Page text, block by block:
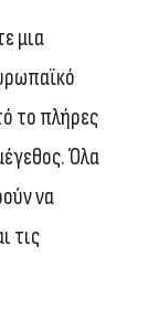
μια
το πλήρες
Όλα
να
τις